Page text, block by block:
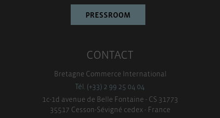
PRESSROOM
CONTACT
Bretagne Commerce International
Tél. (+33) 2 99 25 04 04
1c-1d avenue de Belle Fontaine - CS 31773
35517 Cesson-Sévigné cedex - France